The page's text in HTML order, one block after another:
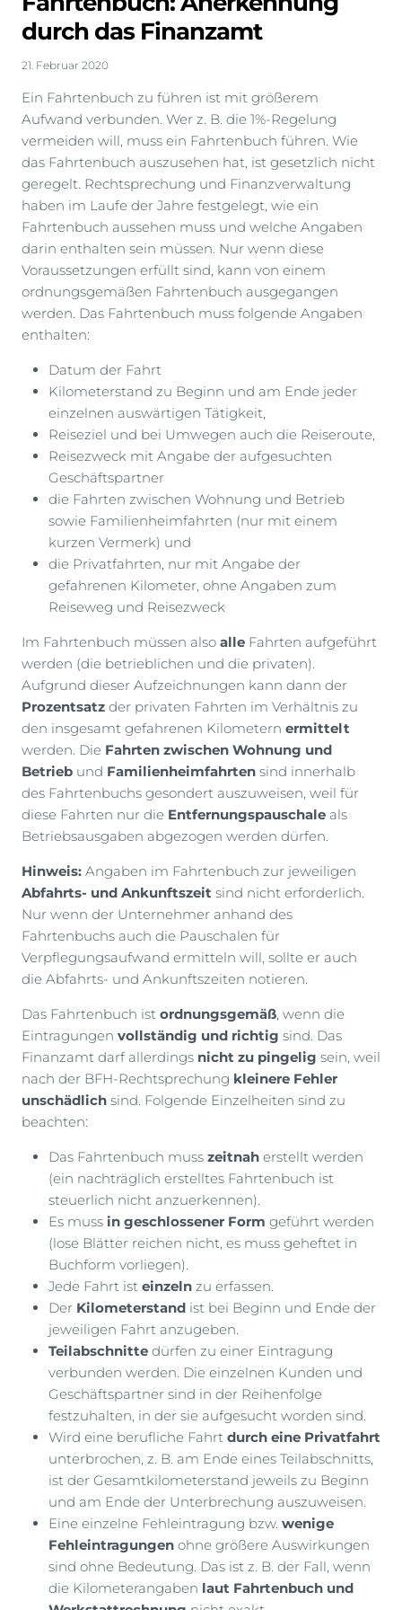
durch das Finanzamt
21. Februar 2020
Ein Fahrtenbuch zu führen ist mit größerem
Aufwand verbunden. Wer z. B. die 1%-Regelung
vermeiden will, muss ein Fahrtenbuch führen. Wie
das Fahrtenbuch auszusehen hat, ist gesetzlich nicht
geregelt. Rechtsprechung und Finanzverwaltung
haben im Laufe der Jahre festgelegt, wie ein
Fahrtenbuch aussehen muss und welche Angaben
darin enthalten sein müssen. Nur wenn diese
Voraussetzungen erfüllt sind, kann von einem
ordnungsgemäßen Fahrtenbuch ausgegangen
werden. Das Fahrtenbuch muss folgende Angaben
enthalten:
Datum der Fahrt
Kilometerstand zu Beginn und am Ende jeder
einzelnen auswärtigen Tätigkeit,
Reiseziel und bei Umwegen auch die Reiseroute,
Reisezweck mit Angabe der aufgesuchten
Geschäftspartner
die Fahrten zwischen Wohnung und Betrieb
sowie Familienheimfahrten (nur mit einem
kurzen Vermerk) und
die Privatfahrten, nur mit Angabe der
gefahrenen Kilometer, ohne Angaben zum
Reiseweg und Reisezweck
Im Fahrtenbuch müssen also alle Fahrten aufgeführt
werden (die betrieblichen und die privaten).
Aufgrund dieser Aufzeichnungen kann dann der
Prozentsatz der privaten Fahrten im Verhältnis zu
den insgesamt gefahrenen Kilometern ermittelt
werden. Die Fahrten zwischen Wohnung und
Betrieb und Familienheimfahrten sind innerhalb
des Fahrtenbuchs gesondert auszuweisen, weil für
diese Fahrten nur die Entfernungspauschale als
Betriebsausgaben abgezogen werden dürfen.
Hinweis: Angaben im Fahrtenbuch zur jeweiligen
Abfahrts- und Ankunftszeit sind nicht erforderlich.
Nur wenn der Unternehmer anhand des
Fahrtenbuchs auch die Pauschalen für
Verpflegungsaufwand ermitteln will, sollte er auch
die Abfahrts- und Ankunftszeiten notieren.
Das Fahrtenbuch ist ordnungsgemäß , wenn die
Eintragungen vollständig und richtig sind. Das
Finanzamt darf allerdings nicht zu pingelig sein, weil
nach der BFH-Rechtsprechung kleinere Fehler
unschädlich sind. Folgende Einzelheiten sind zu
beachten:
Das Fahrtenbuch muss zeitnah erstellt werden
(ein nachträglich erstelltes Fahrtenbuch ist
steuerlich nicht anzuerkennen).
Es muss in geschlossener Form geführt werden
(lose Blätter reichen nicht, es muss geheftet in
Buchform vorliegen).
Jede Fahrt ist einzeln zu erfassen.
Der Kilometerstand ist bei Beginn und Ende der
jeweiligen Fahrt anzugeben.
Teilabschnitte dürfen zu einer Eintragung
verbunden werden. Die einzelnen Kunden und
Geschäftspartner sind in der Reihenfolge
festzuhalten, in der sie aufgesucht worden sind.
Wird eine berufliche Fahrt durch eine Privatfahrt
unterbrochen, z. B. am Ende eines Teilabschnitts,
ist der Gesamtkilometerstand jeweils zu Beginn
und am Ende der Unterbrechung auszuweisen.
Eine einzelne Fehleintragung bzw. wenige
Fehleintragungen ohne größere Auswirkungen
sind ohne Bedeutung. Das ist z. B. der Fall, wenn
die Kilometerangaben laut Fahrtenbuch und